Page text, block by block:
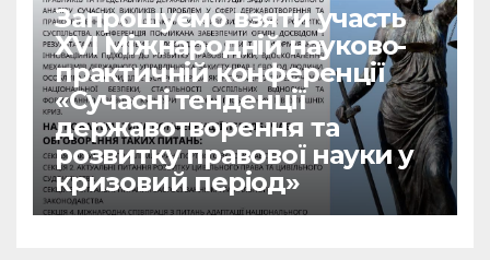
Запрошуємо взяти участь
ХVІ Міжнародній науково-
практичній конференції
«Сучасні тенденції
державотворення та
розвитку правової науки у
кризовий період»